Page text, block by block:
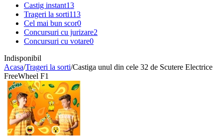
Castig instant13
Trageri la sorti113
Cel mai bun scor0
Concursuri cu jurizare2
Concursuri cu votare0
Indisponibil
Acasa/Trageri la sorti/Castiga unul din cele 32 de Scutere Electrice
FreeWheel F1